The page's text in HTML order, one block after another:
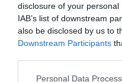
disclosure of your
IAB’s list of downstream
also be disclosed by us to
Downstream Participants
Personal Data